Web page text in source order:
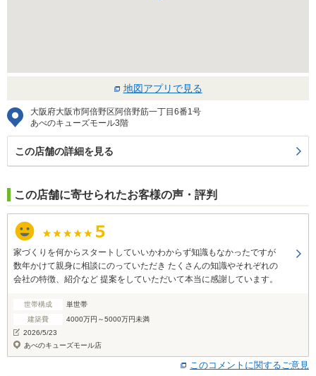
地図アプリで見る
大阪府大阪市阿倍野区阿倍野筋一丁目6番1号
あべのキューズモール3階
この店舗の詳細を見る
この店舗に寄せられたお客様の声・評判
家づくりを何からスタートしていいかわからず知識もなかったですが
数年かけて親身に相談にのっていただき たくさんの知識やそれぞれの
会社の特徴、紹介など 提案をしていただいて本当に感謝しています。
世帯構成
単世帯
建築費
4000万円～5000万円未満
2026/5/23
あべのキューズモール店
このコメントに関するご意見